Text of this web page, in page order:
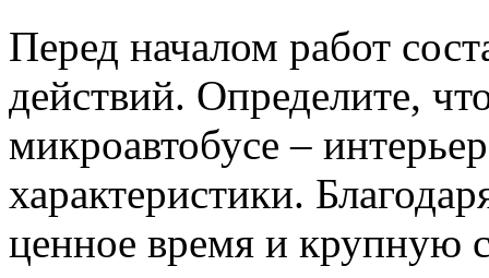
Перед началом работ
действий. Определите,
микроавтобусе –
характеристики.
ценное время и крупную